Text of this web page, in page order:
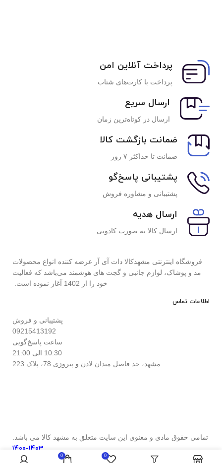
پرداخت آنلاین امن
پرداخت با کارت‌های شتاب
ارسال سریع
ارسال در کوتاه‌ترین زمان
ضمانت بازگشت کالا
ضمانت تا حداکثر ۷ روز
پشتیبانی پاسخ‌گو
پشتیبانی و مشاوره فروش
ارسال هدیه
ارسال کالا به صورت کادویی
فروشگاه اینترنتی مشهدکالا دات آی آر عرضه کننده انواع محصولات
مد و پوشاک، لوازم جانبی و گجت های هوشمند می‌باشد که فعالیت
خود را از 1402 آغاز نموده است.
اطلاعات تماس
پشتیبانی و فروش
09215413192
ساعت پاسخ‌گویی
10:30 الی 21:00
مشهد، حد فاصل میدان لادن و پیروزی 78، پلاک 223
تمامی حقوق مادی و معنوی این سایت متعلق به مشهد کالا می باشد.
1400-1403
0
0